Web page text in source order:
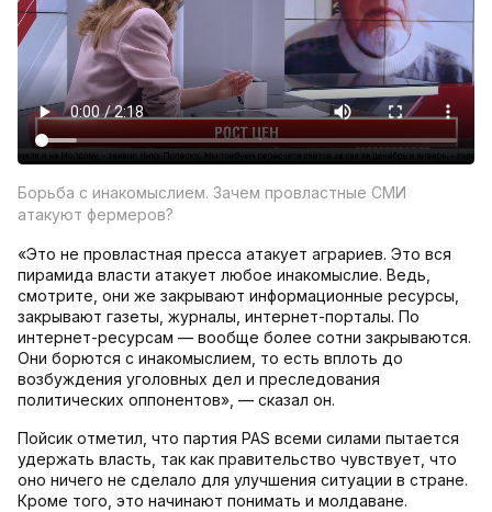
Борьба с инакомыслием. Зачем провластные СМИ
атакуют фермеров?
«Это не провластная пресса атакует аграриев. Это вся
пирамида власти атакует любое инакомыслие. Ведь,
смотрите, они же закрывают информационные ресурсы,
закрывают газеты, журналы, интернет-порталы. По
интернет-ресурсам — вообще более сотни закрываются.
Они борются с инакомыслием, то есть вплоть до
возбуждения уголовных дел и преследования
политических оппонентов», — сказал он.
Пойсик отметил, что партия PAS всеми силами пытается
удержать власть, так как правительство чувствует, что
оно ничего не сделало для улучшения ситуации в стране.
Кроме того, это начинают понимать и молдаване.